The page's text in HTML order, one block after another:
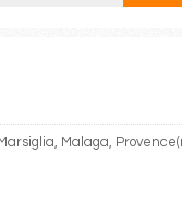
Malaga,